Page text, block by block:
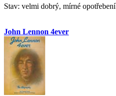
Stav: velmi dobrý, mírné opotřebení
John Lennon 4ever